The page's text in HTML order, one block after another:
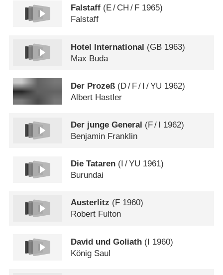
Falstaff (E/ CH / F 1965)
Falstaff
Hotel International (GB 1963)
Max Buda
Der Prozeß (D/ F/ I /YU 1962)
Albert Hastler
Der junge General (F/ I 1962)
Benjamin Franklin
Die Tataren ( /YU 1961)
Burundai
Austerlitz (F 1960)
Robert Fulton
David und Goliath (I 1960)
König Saul